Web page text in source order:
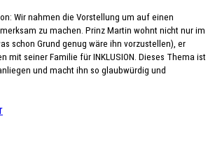
Wir nahmen die Vorstellung um auf einen
zu machen. Prinz Martin wohnt nicht nur im
schon Grund genug wäre ihn vorzustellen), er
mit seiner Familie für INKLUSION. Dieses Thema ist
und macht ihn so glaubwürdig und